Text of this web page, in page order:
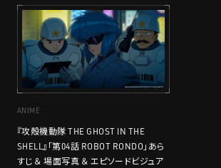
ANIME
『攻殻機動隊 THE GHOST IN THE
SHELL』「第04話 ROBOT RONDO」あら
すじ ＆ 場面写真 ＆ エピソードビジュア